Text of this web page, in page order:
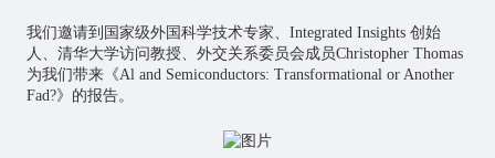
我们邀请到国家级外国科学技术专家、Integrated Insights 创始
人、清华大学访问教授、外交关系委员会成员Christopher Thomas
为我们带来《Al and Semiconductors: Transformational or Another
Fad?》的报告。